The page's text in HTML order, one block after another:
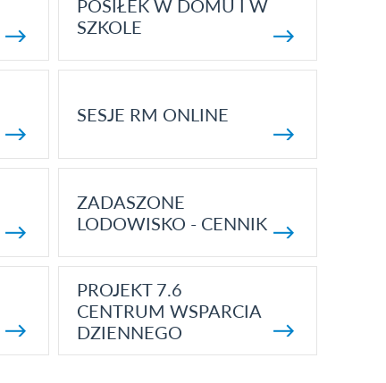
POSIŁEK W DOMU I W
SZKOLE
SESJE RM ONLINE
ZADASZONE
LODOWISKO - CENNIK
PROJEKT 7.6
CENTRUM WSPARCIA
DZIENNEGO